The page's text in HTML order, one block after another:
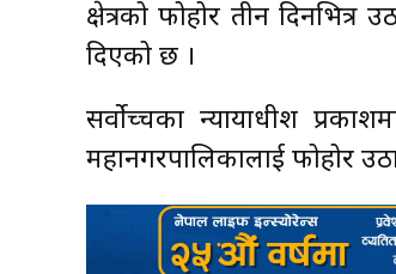
क्षेत्रको फोहोर तीन
दिएको छ ।
सर्वोच्चका न्यायाधीश
महानगरपालिकालाई फोहोर